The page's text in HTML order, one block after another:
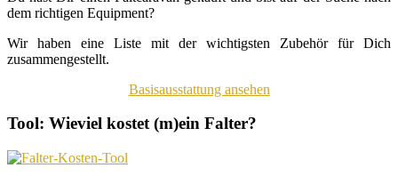
dem richtigen Equipment?
Wir haben eine Liste mit der wichtigsten Zubehör für Dich
zusammengestellt.
Basisausstattung ansehen
Tool: Wieviel kostet (m)ein Falter?